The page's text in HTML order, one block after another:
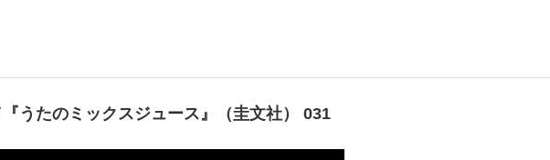
うたのミックスジュース』（圭文社） 031